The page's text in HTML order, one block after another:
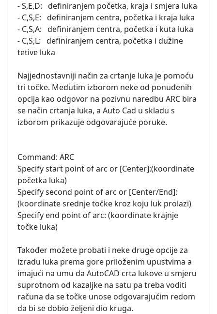
- S,E,D: definiranjem početka, kraja i smjera luka
- C,S,E: definiranjem centra, početka i kraja luka
- C,S,A: definiranjem centra, početka i kuta luka
- C,S,L: definiranjem centra, početka i dužine
tetive luka
Najjednostavniji način za crtanje luka je pomoću
tri točke. Međutim izborom neke od ponuđenih
opcija kao odgovor na pozivnu naredbu ARC bira
se način crtanja luka, a Auto Cad u skladu s
izborom prikazuje odgovarajuće poruke.
Command: ARC
Specify start point of arc or [Center]:(koordinate
početka luka)
Specify second point of arc or [Center/End]:
(koordinate srednje točke kroz koju luk prolazi)
Specify end point of arc: (koordinate krajnje
točke luka)
Također možete probati i neke druge opcije za
izradu luka prema gore priloženim upustvima a
imajući na umu da AutoCAD crta lukove u smjeru
suprotnom od kazaljke na satu pa treba voditi
računa da se točke unose odgovarajućim redom
da bi se dobio željeni dio kruga.